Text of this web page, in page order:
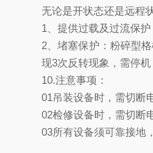
无论是开状态还是远程
1、提供过载及过流保护
2、堵塞保护：粉碎型
现3次反转现象，需停
10.注意事项：
01 吊装设备时，需切断
02检修设备时，需切断
03所有设备须可靠接地